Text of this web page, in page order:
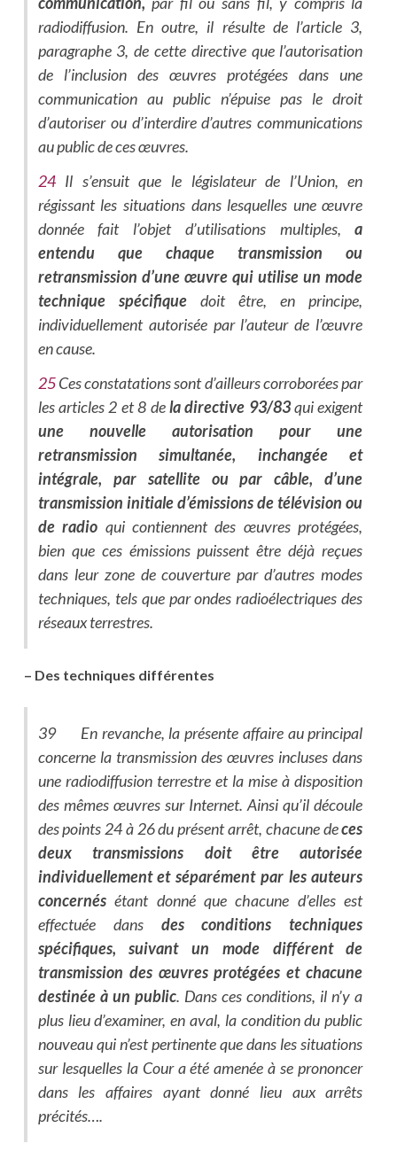
radiodiffusion. En outre, il résulte de l’article 3,
paragraphe 3, de cette directive que l’autorisation
de l’inclusion des œuvres protégées dans une
communication au public n’épuise pas le droit
d’autoriser ou d’interdire d’autres communications
au public de ces œuvres.
24Il s’ensuit que le législateur de l’Union, en
régissant les situations dans lesquelles une œuvre
donnée fait l’objet d’utilisations multiples, a
entendu que chaque transmission ou
retransmission d’une œuvre qui utilise un mode
technique spécifique doit être, en principe,
individuellement autorisée par l’auteur de l’œuvre
en cause.
25Ces constatations sont d’ailleurs corroborées par
les articles 2 et 8 dela directive 93/83qui exigent
une nouvelle autorisation pour une
retransmission simultanée, inchangée et
intégrale, par satellite ou par câble, d’une
transmission initiale d’émissions de télévision ou
de radio qui contiennent des œuvres protégées,
bien que ces émissions puissent être déjà reçues
dans leur zone de couverture par d’autres modes
techniques, tels que par ondes radioélectriques des
réseaux terrestres.
– Des techniques différentes
39 En revanche, la présente affaire au principal
concerne la transmission des œuvres incluses dans
une radiodiffusion terrestreet la mise à disposition
des mêmes œuvres sur Internet. Ainsi qu’il découle
des points 24 à 26 du présent arrêt, chacune deces
deux transmissions doit être autorisée
individuellement et séparément par les auteurs
concernésétant donné que chacune d’elles est
effectuée dans des conditions techniques
spécifiques, suivant un mode différent de
transmission des œuvres protégées et chacune
destinée à un public. Dans ces conditions, il n’y a
plus lieu d’examiner, en aval, la condition du public
nouveau qui n’est pertinente que dans les situations
sur lesquelles la Cour a été amenée à se prononcer
dans les affaires ayant donné lieu aux arrêts
précités….